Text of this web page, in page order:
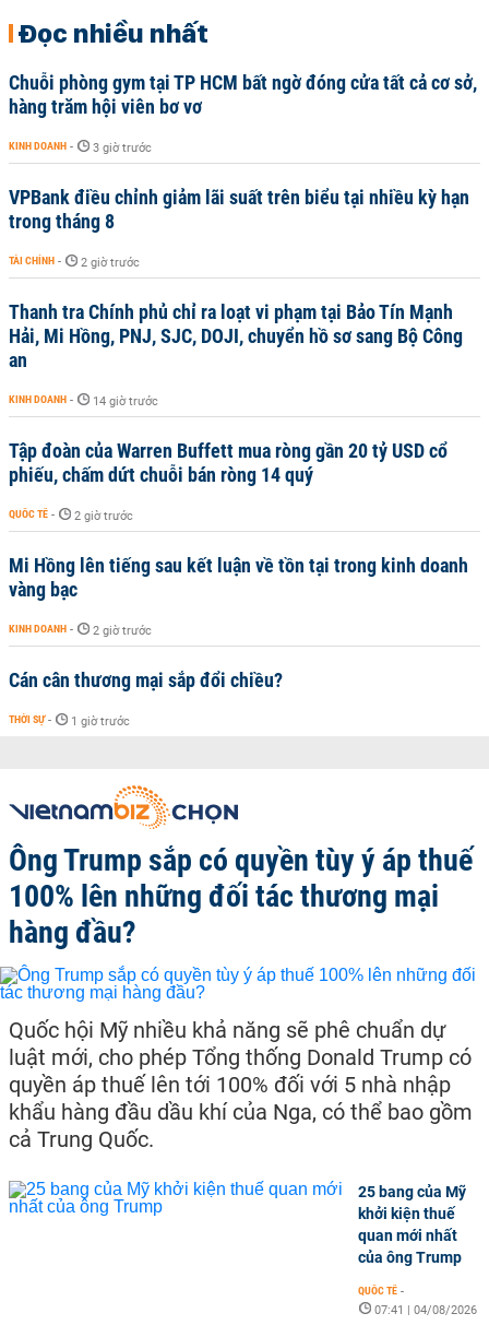
Đọc nhiều nhất
Chuỗi phòng gym tại TP HCM bất ngờ đóng cửa tất cả cơ sở,
hàng trăm hội viên bơ vơ
KINH DOANH - 3 giờ trước
VPBank điều chỉnh giảm lãi suất trên biểu tại nhiều kỳ hạn
trong tháng 8
TÀI CHÍNH - 2 giờ trước
Thanh tra Chính phủ chỉ ra loạt vi phạm tại Bảo Tín Mạnh
Hải, Mi Hồng, PNJ, SJC, DOJI, chuyển hồ sơ sang Bộ Công
an
KINH DOANH - 14 giờ trước
Tập đoàn của Warren Buffett mua ròng gần 20 tỷ USD cổ
phiếu, chấm dứt chuỗi bán ròng 14 quý
QUỐC TẾ - 2 giờ trước
Mi Hồng lên tiếng sau kết luận về tồn tại trong kinh doanh
vàng bạc
KINH DOANH - 2 giờ trước
Cán cân thương mại sắp đổi chiều?
THỜI SỰ - 1 giờ trước
Ông Trump sắp có quyền tùy ý áp thuế
100% lên những đối tác thương mại
hàng đầu?
Quốc hội Mỹ nhiều khả năng sẽ phê chuẩn dự
luật mới, cho phép Tổng thống Donald Trump có
quyền áp thuế lên tới 100% đối với 5 nhà nhập
khẩu hàng đầu dầu khí của Nga, có thể bao gồm
cả Trung Quốc.
25 bang của Mỹ
khởi kiện thuế
quan mới nhất
của ông Trump
QUỐC TẾ -
07:41 | 04/08/2026